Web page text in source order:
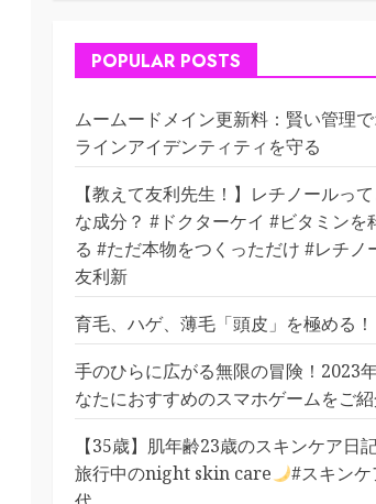
POPULAR POSTS
ムームードメイン更新料：賢い管理
ラインアイデンティティを守る
【教えて友利先生！】レチノールっ
な成分？ #ドクターケイ #ビタミンを
る #ただ本物をつくっただけ #レチノ
友利新
育毛、ハゲ、薄毛「頭皮」を極める！
手のひらに広がる無限の冒険！2023
なたにおすすめのスマホゲームをご
【35歳】肌年齢23歳のスキンケア日
旅行中のnight skin care
#スキン